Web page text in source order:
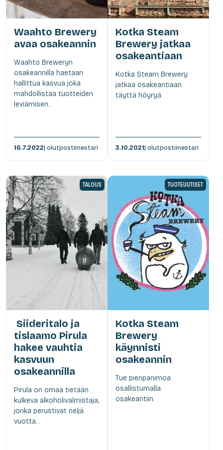
Waahto Brewery
avaa osakeannin
Waahto Breweryn
osakeannilla haetaan
hallittua kasvua joka
mahdollistaa tuotteiden
leviämisen...
16.7.2022| olutpostimestari
Kotka Steam
Brewery jatkaa
osakeantiaan
Kotka Steam Brewery
jatkaa osakeantiaan
täyttä höyryä.
3.10.2021| olutpostimestari
TALOUS
Siideritalo ja
tislaamo Pirula
hakee vauhtia
kasvuun
osakeannilla
Pirula on omaa tietään
kulkeva alkoholivalmistaja,
jonka perustivat neljä
vuotta...
TUOTEUUTISET
Kotka Steam
Brewery
käynnisti
osakeannin
Tue pienpanimoa
osallistumalla
osakeantiin.